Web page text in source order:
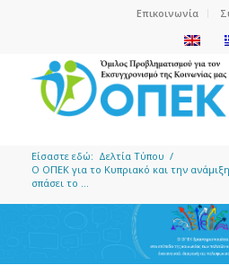
Επικοινωνία
Είσαστε εδώ: Δελτία Τύπου /
Ο ΟΠΕΚ για το Κυπριακό και την ανάμιξη
σπάσει το ...